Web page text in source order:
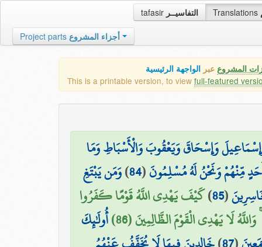
tafasir التفاسيــر Translations
Project parts أجزاء المشروع
المشروع عبر الواجهة الرئيسية
This is a printable version, to view full-featured
وَإِسْمَاعِيلَ وَإِسْحَاقَ وَيَعْقُوبَ وَالْأَسْبَاطِ وَمَا
مِّنْهُمْ وَنَحْنُ لَهُ مُسْلِمُونَ(
84
)وَمَن يَبْتَغِ
(
85
)كَيْفَ يَهْدِي اللَّهُ قَوْمًا كَفَرُوا
لَا يَهْدِي الْقَوْمَ الظَّالِمِينَ (86)
أُولَٰئِكَ